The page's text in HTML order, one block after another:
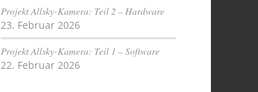
Projekt Allsky-Kamera: Teil 2 – Hardware
23. Februar 2026
Projekt Allsky-Kamera: Teil 1 – Software
22. Februar 2026